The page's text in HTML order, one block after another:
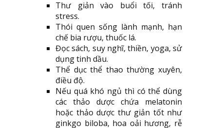
Thư giản vào buổi tối, tránh
stress.
Thói quen sống lành mạnh, hạn
chế bia rượu, thuốc lá.
Đọc sách, suy nghĩ, thiền, yoga, sử
dụng tinh dầu.
Thể dục thể thao thường xuyên,
điều độ.
Nếu quá khó ngủ thì có thể dùng
các thảo dược chứa melatonin
hoặc thảo dược thư giản tốt như
ginkgo biloba, hoa oải hương, rễ